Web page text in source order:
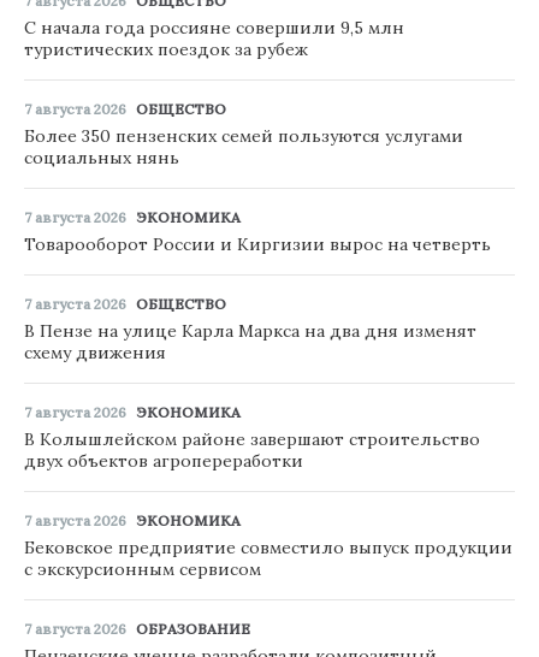
С начала года россияне совершили 9,5 млн
туристических поездок за рубеж
7 августа 2026 ОБЩЕСТВО
Более 350 пензенских семей пользуются услугами
социальных нянь
7 августа 2026 ЭКОНОМИКА
Товарооборот России и Киргизии вырос на четверть
7 августа 2026 ОБЩЕСТВО
В Пензе на улице Карла Маркса на два дня изменят
схему движения
7 августа 2026 ЭКОНОМИКА
В Колышлейском районе завершают строительство
двух объектов агропереработки
7 августа 2026 ЭКОНОМИКА
Бековское предприятие совместило выпуск продукции
с экскурсионным сервисом
7 августа 2026 ОБРАЗОВАНИЕ